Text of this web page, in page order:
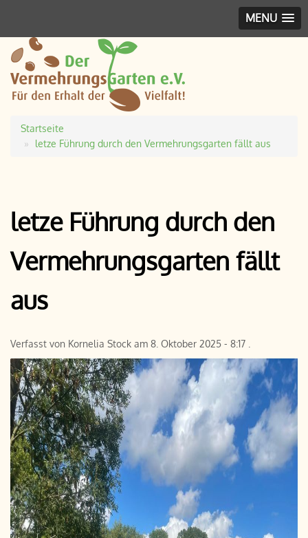
MENU
Pfadnavigation
Startseite
letze Führung durch den Vermehrungsgarten fällt aus
letze Führung durch den
Vermehrungsgarten fällt
aus
Verfasst von Kornelia Stock am 8. Oktober 2025 - 8:17